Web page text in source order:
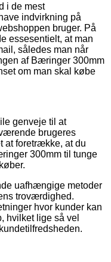
i de mest
indvirkning på
bruger. På
essesentielt, at man
således man når
af Bæringer 300mm
om man skal købe
genveje til at
brugeres
at foretrække, at du
300mm til tunge
uafhængige metoder
troværdighed.
hvor kunder kan
hvilket lige så vel